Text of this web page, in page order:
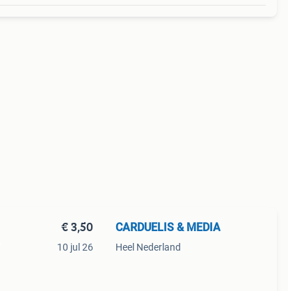
€ 3,50
10 jul 26
CARDUELIS & MEDIA
Heel Nederland